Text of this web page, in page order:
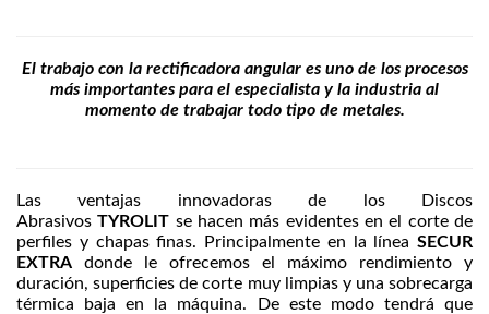
El trabajo con la rectificadora angular es uno de los procesos
más importantes para el especialista y la industria al
momento de trabajar todo tipo de metales.
Las ventajas innovadoras de los Discos
AbrasivosTYROLIT se hacen más evidentes en el corte de
perfiles y chapas finas. Principalmente en la línea SECUR
EXTRA donde le ofrecemos el máximo rendimiento y
duración, superficies de corte muy limpias y una sobrecarga
térmica baja en la máquina. De este modo tendrá que